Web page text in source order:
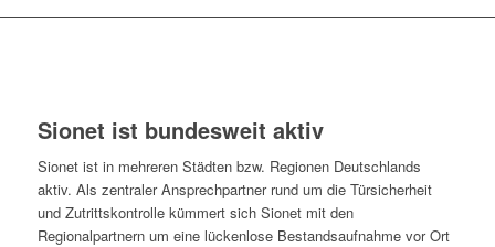
Sionet ist bundesweit aktiv
Sionet ist in mehreren Städten bzw. Regionen Deutschlands
aktiv. Als zentraler Ansprechpartner rund um die Türsicherheit
und Zutrittskontrolle kümmert sich Sionet mit den
Regionalpartnern um eine lückenlose Bestandsaufnahme vor Ort